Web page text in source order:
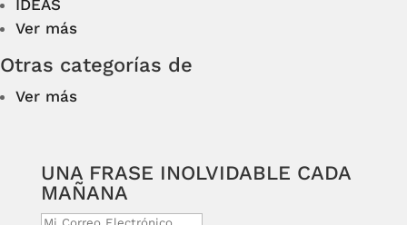
IDEAS
Ver más
Otras categorías de
Ver más
UNA FRASE INOLVIDABLE CADA
MAÑANA